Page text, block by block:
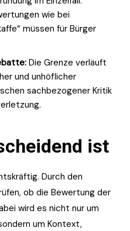
wie bei
müssen für Bürger
Die Grenze verläuft
und unhöflicher
sachbezogener Kritik
ist
Durch den
ob die Bewertung der
wird es nicht nur um
um Kontext,